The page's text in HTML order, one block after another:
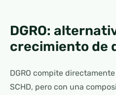
DGRO:
crecimiento de
DGRO compite
SCHD, pero con una